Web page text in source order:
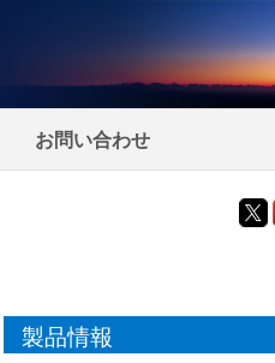
お問い合わせ
製品情報